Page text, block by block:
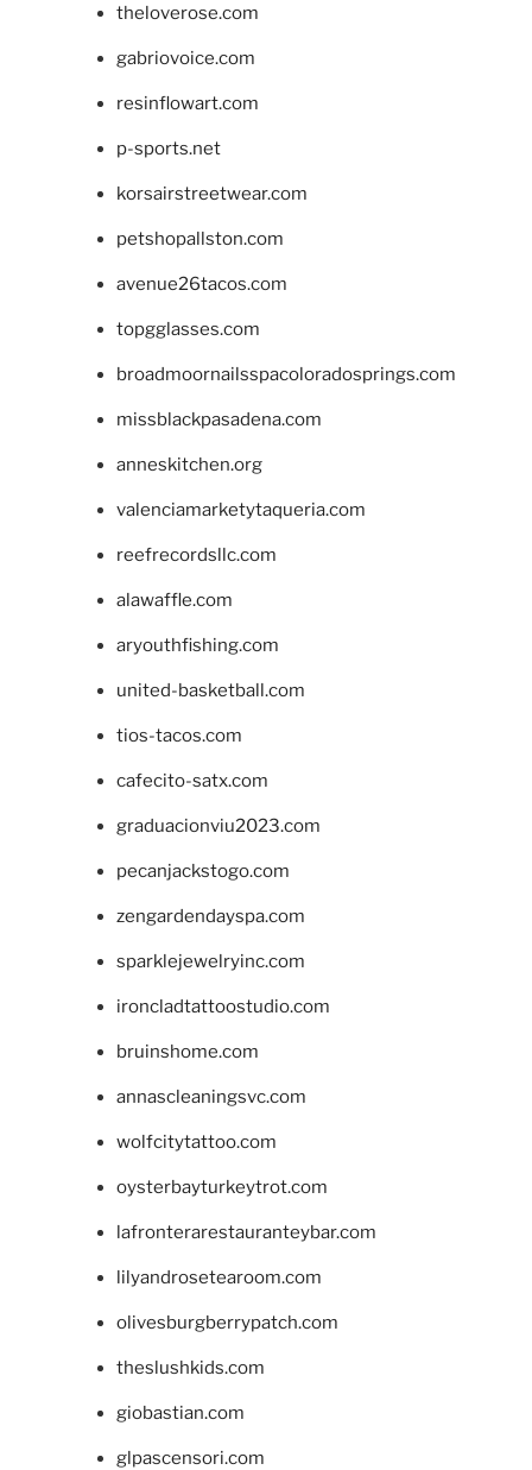
theloverose.com
gabriovoice.com
resinflowart.com
p-sports.net
korsairstreetwear.com
petshopallston.com
avenue26tacos.com
topgglasses.com
broadmoornailsspacoloradosprings.com
missblackpasadena.com
anneskitchen.org
valenciamarketytaqueria.com
reefrecordsllc.com
alawaffle.com
aryouthfishing.com
united-basketball.com
tios-tacos.com
cafecito-satx.com
graduacionviu2023.com
pecanjackstogo.com
zengardendayspa.com
sparklejewelryinc.com
ironcladtattoostudio.com
bruinshome.com
annascleaningsvc.com
wolfcitytattoo.com
oysterbayturkeytrot.com
lafronterarestauranteybar.com
lilyandrosetearoom.com
olivesburgberrypatch.com
theslushkids.com
giobastian.com
glpascensori.com